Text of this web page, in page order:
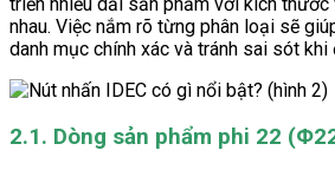
triển nhiều dải sản phẩm với kích thước
nhau. Việc nắm rõ từng phân loại sẽ
danh mục chính xác và tránh sai sót khi
2.1. Dòng sản phẩm phi 22